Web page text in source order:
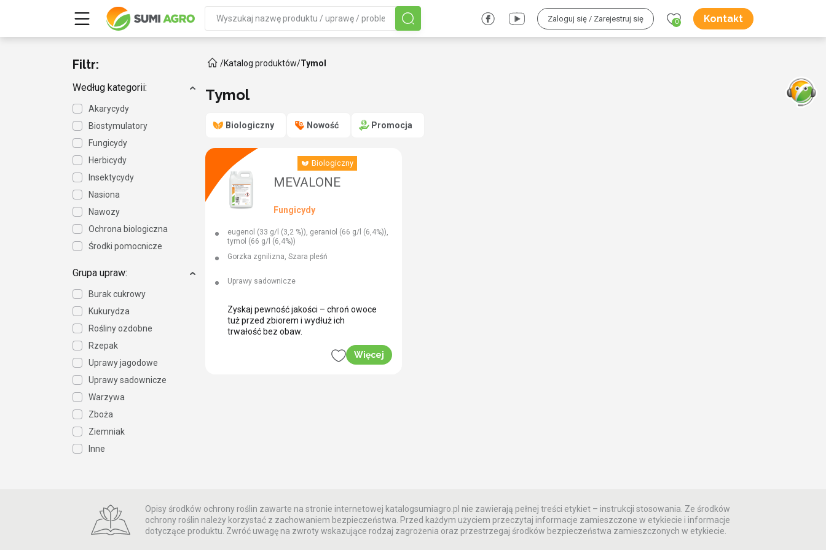
Zaloguj się / Zarejestruj się 0 Kontakt
Filtr:
Według kategorii:
Akarycydy
Biostymulatory
Fungicydy
Herbicydy
Insektycydy
Nasiona
Nawozy
Ochrona biologiczna
Środki pomocnicze
Grupa upraw:
Burak cukrowy
Kukurydza
Rośliny ozdobne
Rzepak
Uprawy jagodowe
Uprawy sadownicze
Warzywa
Zboża
Ziemniak
Inne
/Katalog produktów/Tymol
Tymol
Biologiczny Nowość Promocja
Biologiczny
MEVALONE
Fungicydy
eugenol (33 g/l (3,2 %)), geraniol (66 g/l (6,4%)),
tymol (66 g/l (6,4%))
Gorzka zgnilizna, Szara pleśń
Uprawy sadownicze
Zyskaj pewność jakości – chroń owoce
tuż przed zbiorem i wydłuż ich
trwałość bez obaw.
Więcej
Opisy środków ochrony roślin zawarte na stronie internetowej katalogsumiagro.pl nie zawierają pełnej treści etykiet – instrukcji stosowania. Ze środków
ochrony roślin należy korzystać z zachowaniem bezpieczeństwa. Przed każdym użyciem przeczytaj informacje zamieszczone w etykiecie i informacje
dotyczące produktu. Zwróć uwagę na zwroty wskazujące rodzaj zagrożenia oraz przestrzegaj środków bezpieczeństwa zamieszczonych w etykiecie.